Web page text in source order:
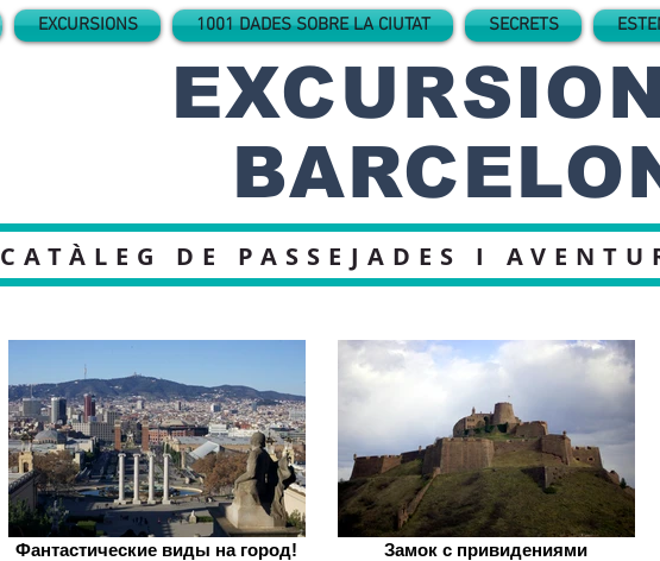
EXCURSIONS 1001 DADES SOBRE LA CIUTAT SECRETS
CATÀLEG DE PASSEJADES I
Фантастические виды на город! Замок с привидениями